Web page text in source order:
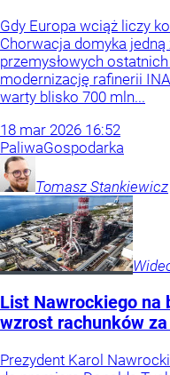
Gdy Europa wciąż liczy
Chorwacja domyka
przemysłowych
modernizację rafinerii
warty blisko 700 mln...
18 mar 2026 16:52
PaliwaGospodarka
Tomasz Stankiewicz
List Nawrockiego na
wzrost rachunków za
Prezydent Karol